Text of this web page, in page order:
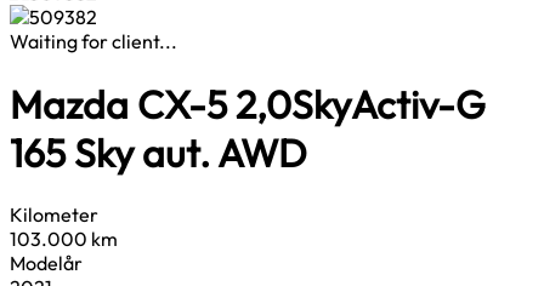
Waiting for client...
Mazda CX-52,0SkyActiv-G
165 Sky aut. AWD
Kilometer
103.000 km
Modelår